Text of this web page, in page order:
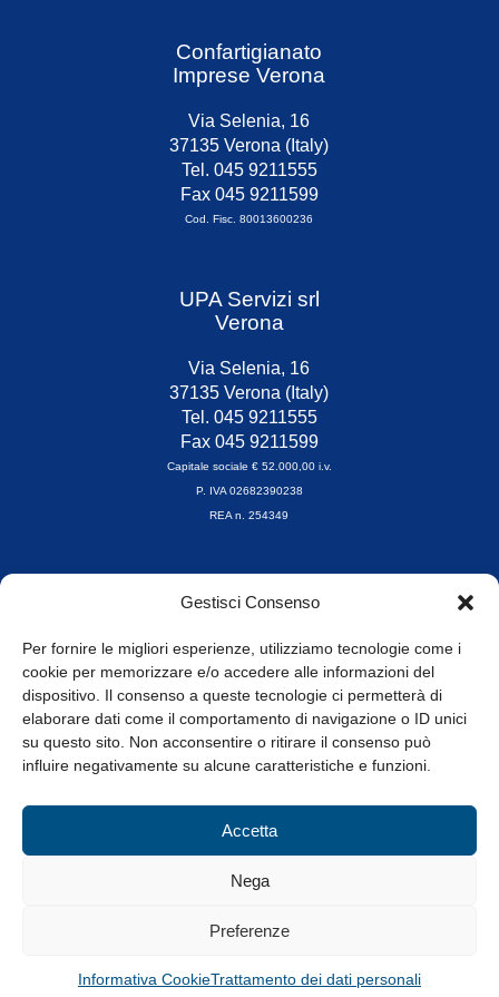
Gestisci Consenso
Per fornire le migliori esperienze, utilizziamo tecnologie come i
cookie per memorizzare e/o accedere alle informazioni del
dispositivo. Il consenso a queste tecnologie ci permetterà di
elaborare dati come il comportamento di navigazione o ID unici
su questo sito. Non acconsentire o ritirare il consenso può
influire negativamente su alcune caratteristiche e funzioni.
Accetta
Nega
Preferenze
Informativa CookieTrattamento dei dati personali
Confartigianato
Imprese Verona
Via Selenia, 16
37135 Verona (Italy)
Tel. 045 9211555
Fax 045 9211599
Cod. Fisc. 80013600236
UPA Servizi srl
Verona
Via Selenia, 16
37135 Verona (Italy)
Tel. 045 9211555
Fax 045 9211599
Capitale sociale € 52.000,00 i.v.
P. IVA 02682390238
REA n. 254349
Orari di apertura
8.30-13.00 / 14.00-17.30
Whistleblowing
© Tutti i diritti riservati
Privacy Policy e Cookie|Informativa Cookie